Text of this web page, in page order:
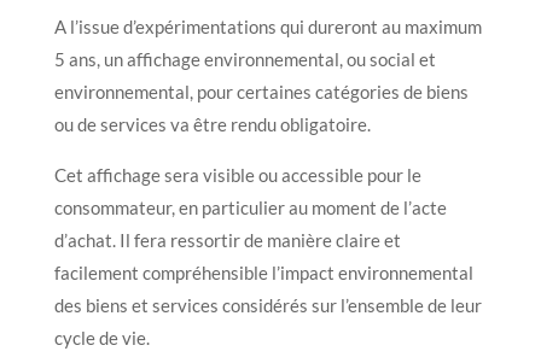
A l’issue d’expérimentations qui dureront au maximum
5 ans, un affichage environnemental, ou social et
environnemental, pour certaines catégories de biens
ou de services va être rendu obligatoire.
Cet affichage sera visible ou accessible pour le
consommateur, en particulier au moment de l’acte
d’achat. Il fera ressortir de manière claire et
facilement compréhensible l’impact environnemental
des biens et services considérés sur l’ensemble de leur
cycle de vie.